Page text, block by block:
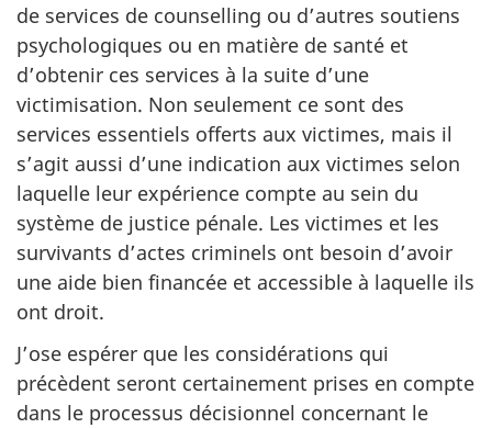
de services de counselling ou d’autres soutiens
psychologiques ou en matière de santé et
d’obtenir ces services à la suite d’une
victimisation. Non seulement ce sont des
services essentiels offerts aux victimes, mais il
s’agit aussi d’une indication aux victimes selon
laquelle leur expérience compte au sein du
système de justice pénale. Les victimes et les
survivants d’actes criminels ont besoin d’avoir
une aide bien financée et accessible à laquelle ils
ont droit.
J’ose espérer que les considérations qui
précèdent seront certainement prises en compte
dans le processus décisionnel concernant le